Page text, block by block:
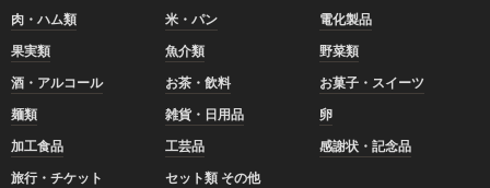
肉・ハム類 米・パン
電化製品
果実類
魚介類
野菜類
酒・アルコール
お茶・飲料
お菓子・スイーツ
麺類
雑貨・日用品
卵
加工食品
工芸品
感謝状・記念品
旅行・チケット
セット類 その他